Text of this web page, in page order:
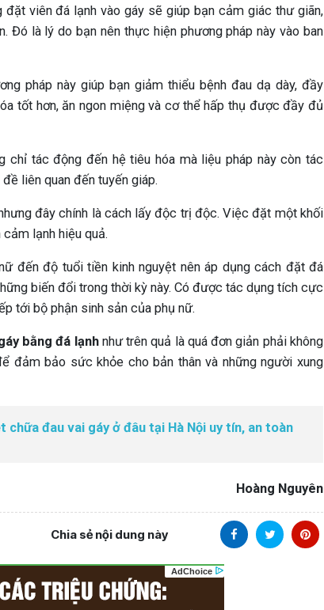
viên đá lạnh vào gáy sẽ giúp bạn cảm giác thư giãn,
Đó là lý do bạn nên thực hiện phương pháp này vào ban
pháp này giúp bạn giảm thiểu bệnh đau dạ dày, đầy
tốt hơn, ăn ngon miệng và cơ thể hấp thụ được đầy đủ
chỉ tác động đến hệ tiêu hóa mà liệu pháp này còn tác
liên quan đến tuyến giáp.
đây chính là cách lấy độc trị độc. Việc đặt một khối
lạnh hiệu quả.
đến độ tuổi tiền kinh nguyệt nên áp dụng cách đặt đá
biến đổi trong thời kỳ này. Có được tác dụng tích cực
tới bộ phận sinh sản của phụ nữ.
bằng đá lạnhnhư trên quả là quá đơn giản phải không
đảm bảo sức khỏe cho bản thân và những người xung
chữa đau vai gáy ở đâu tại Hà Nội uy tín, an toàn
Hoàng Nguyên
Chia sẻ nội dung này